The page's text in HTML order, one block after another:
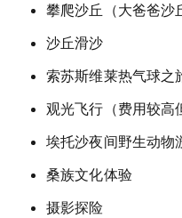
攀爬沙丘（大爸爸沙
沙丘滑沙
索苏斯维莱热气球之
观光飞行（费用较高
埃托沙夜间野生动物
桑族文化体验
摄影探险